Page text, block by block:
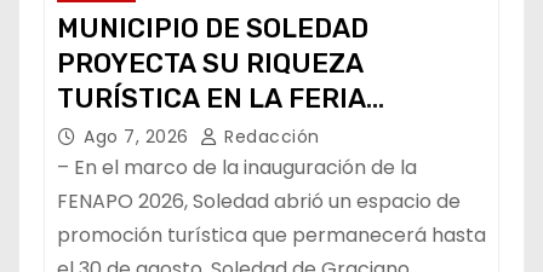
MUNICIPIO DE SOLEDAD
PROYECTA SU RIQUEZA
TURÍSTICA EN LA FERIA
NACIONAL POTOSINA
Ago 7, 2026 Redacción
– En el marco de la inauguración de la
FENAPO 2026, Soledad abrió un espacio de
promoción turística que permanecerá hasta